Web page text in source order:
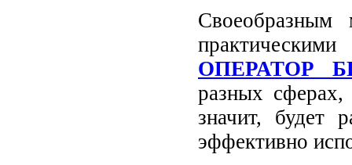
практическими
ОПЕРАТОР
разных
значит, будет
эффективно